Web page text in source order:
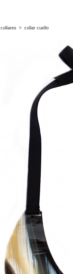
collares > collar cuello